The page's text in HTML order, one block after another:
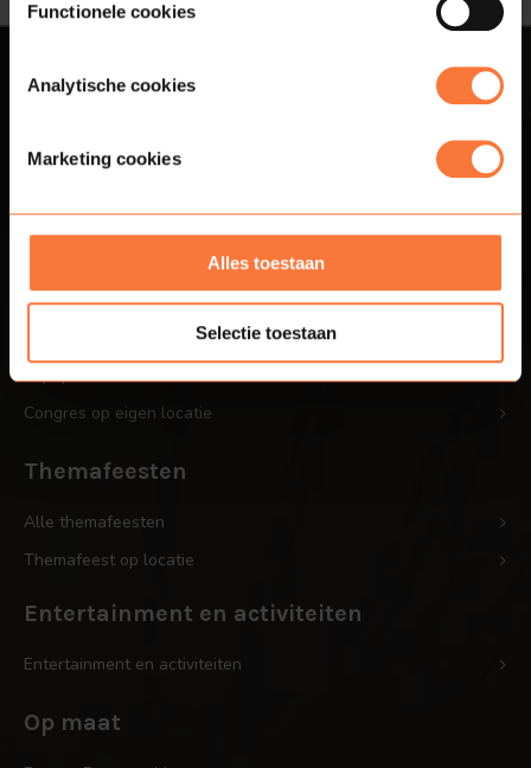
Functionele cookies
Analytische cookies
Marketing cookies
Alles toestaan
Selectie toestaan
Contact
Bedrijfsfeesten
Bedrijfsfeest op eigen locatie
Personeelsfeest op eigen locatie
Bedrijfsjubileum op locatie
Popup-Café: mobiel cafe
Congres op eigen locatie
Themafeesten
Alle themafeesten
Themafeest op locatie
Entertainment en activiteiten
Entertainment en activiteiten
Op maat